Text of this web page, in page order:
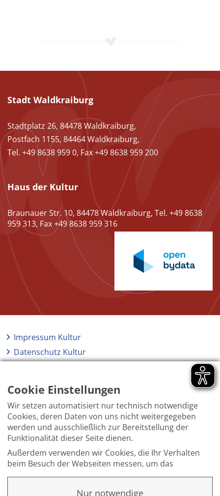
Stadt Waldkraiburg
Stadtplatz 26, 84478 Waldkraiburg,
Postfach 1155, 84464 Waldkraiburg,
Tel. +49 8638 959 0, Fax +49 8638 959 200
Haus der Kultur
Braunauer Str. 10, 84478 Waldkraiburg, Tel. +49 8638
959 313, Fax +49 8638 959 316
Impressum Kultur
Datenschutz Kultur
Cookie Einstellungen
Wir setzen automatisiert nur technisch notwendige
Cookies, deren Daten von uns nicht weitergegeben
werden und ausschließlich zur Bereitstellung der
Funktionalität dieser Seite dienen.
Außerdem verwenden wir Cookies, die Ihr Verhalten
beim Besuch der Webseiten messen, um das
Interesse unserer Besucher besser kennen zu
Nur notwendige